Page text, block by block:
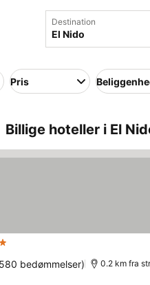
Destination
Pris
Billige hoteller i El
Stjerner
bedømmelser) 0.2 km fra